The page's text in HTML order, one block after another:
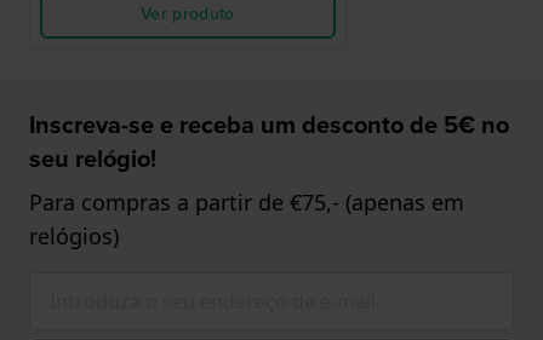
Ver produto
Inscreva-se e receba um desconto de 5€ no
seu relógio!
Para compras a partir de €75,- (apenas em
relógios)